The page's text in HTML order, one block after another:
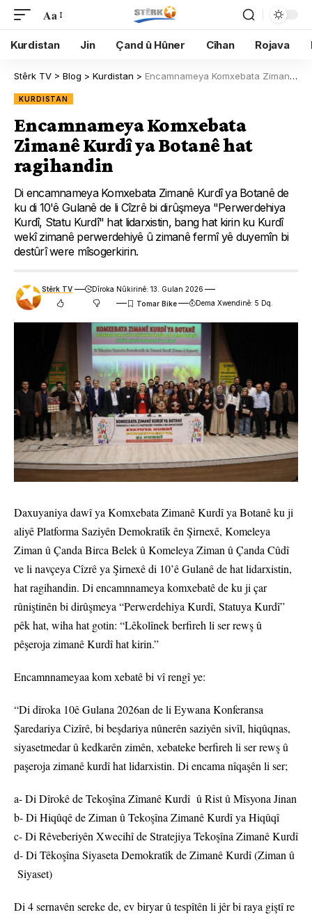
Aa
Kurdistan Jin Çand û Hûner Cîhan Rojava
Stêrk TV > Blog > Kurdistan > Encamnameya Komxebata Zimanê Kurdî ya Botanê hat ragihandin
KURDISTAN
Encamnameya Komxebata
Zimanê Kurdî ya Botanê hat
ragihandin
Di encamnameya Komxebata Zimanê Kurdî ya Botanê de
ku di 10'ê Gulanê de li Cîzrê bi dirûşmeya "Perwerdehiya
Kurdî, Statu Kurdî" hat lidarxistin, bang hat kirin ku Kurdî
wekî zimanê perwerdehiyê û zimanê fermî yê duyemîn bi
destûrî were mîsogerkirin.
Stêrk TV
Dîroka Nûkirinê: 13. Gulan 2026
Dema Xwendinê: 5 Dq.
Daxuyaniya dawî ya Komxebata Zimanê Kurdî ya Botanê ku ji
aliyê Platforma Saziyên Demokratîk ên Şirnexê, Komeleya
Ziman û Çanda Birca Belek û Komeleya Ziman û Çanda Cûdî
ve li navçeya Cîzrê ya Şirnexê di 10’ê Gulanê de hat lidarxistin,
hat ragihandin. Di encamnnameya komxebatê de ku ji çar
rûniştinên bi dirûşmeya “Perwerdehiya Kurdî, Statuya Kurdî”
pêk hat, wiha hat gotin: “Lêkolînek berfireh li ser rewş û
pêşeroja zimanê Kurdî hat kirin.”
Encamnnameyaa kom xebatê bi vî rengî ye:
“Di dîroka 10ê Gulana 2026an de li Eywana Konferansa
Şaredariya Cizîrê, bi beşdariya nûnerên saziyên sivîl, hiqûqnas,
siyasetmedar û kedkarên zimên, xebateke berfireh li ser rewş û
paşeroja zimanê kurdî hat lidarxistin. Di encama nîqaşên li ser;
a- Di Dîrokê de Tekoşîna Zîmanê Kurdî û Rist û Mîsyona Jinan
b- Di Hiqûqê de Ziman û Tekoşîna Zimanê Kurdî ya Hiqûqî
c- Di Rêveberiyên Xwecihî de Stratejiya Tekoşîna Zimanê Kurdî
d- Di Têkoşîna Siyaseta Demokratîk de Zimanê Kurdî (Ziman û
Siyaset)
Di 4 sernavên sereke de, ev biryar û tespîtên li jêr bi raya giştî re